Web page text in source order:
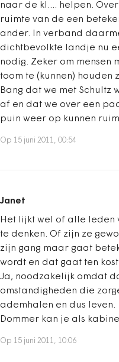
naar de kl.... helpen.
ruimte van de een
ander. In verband
dichtbevolkte landje nu
nodig. Zeker om mensen
toom te (kunnen) houden
Bang dat we met
af en dat we over een
puin weer op kunnen
Op 15 juni 2011, 00:54
Janet
Het lijkt wel of alle leden
te denken. Of zijn ze
zijn gang maar gaat
wordt en dat gaat ten
Ja, noodzakelijk omdat
omstandigheden die
ademhalen en dus leven.
Dommer kan je als
Op 15 juni 2011, 10:06